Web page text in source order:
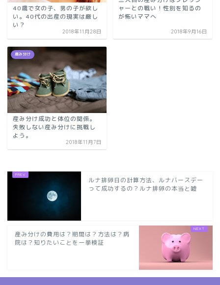
40歳で女の子、男の子が欲し
い。40代の出産の現実は厳し
い？
2018年11月28日
ャーとの戦い！性別を知るの
が怖いママへ
2018年9月16日
産み分け
産み分け成功と体位の関係。
失敗しない産み分けに挑戦し
よう。
2018年11月7日
ルナ排卵日の計算方法、ルナバースデー
って成功するの？ルナ排卵の本当と嘘
産み分けの費用は？期間は？方法は？病
院は？知りたいことを一挙検証